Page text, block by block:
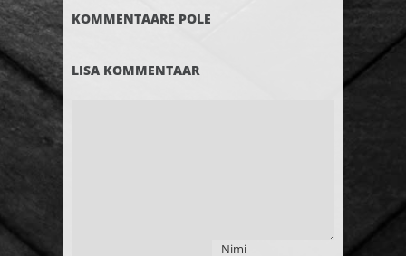
KOMMENTAARE POLE
LISA KOMMENTAAR
Nimi